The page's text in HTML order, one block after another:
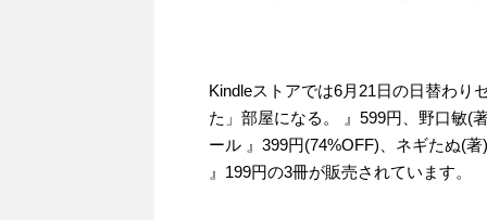
Kindleストアでは6月21日の日替わり
た」部屋になる。 』599円、野口敏
ール 』399円(74%OFF)、ネギたぬ(
』199円の3冊が販売されています。